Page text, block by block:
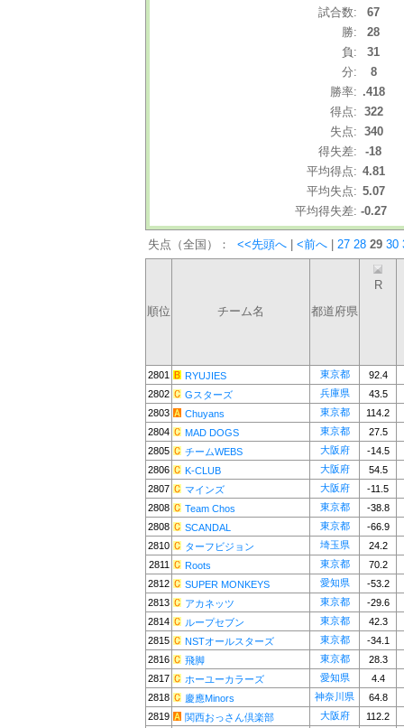
試合数:
67
勝:
28
負:
31
分:
8
勝率: .418
得点: 322
失点: 340
得失差:
-18
平均得点: 4.81
平均失点: 5.07
平均得失差: -0.27
失点（全国）： <<先頭へ <前へ 27 28 29 30
順位 チーム名 都道府県
R
2801 RYUJIES 東京都
92.4
2802
Gスターズ 兵庫県
43.5
2803
Chuyans 東京都
114.2
2804
MAD DOGS 東京都
27.5
2805
チームWEBS 大阪府
-14.5
2806
K-CLUB 大阪府
54.5
2807
マインズ 大阪府
-11.5
2808
Team Chos 東京都
-38.8
2808
SCANDAL 東京都
-66.9
2810
ターフビジョン 埼玉県
24.2
2811
Roots 東京都
70.2
2812
SUPER MONKEYS 愛知県
-53.2
2813
アカネッツ 東京都
-29.6
2814
ループセブン 東京都
42.3
2815
NSTオールスターズ 東京都
-34.1
2816
飛脚 東京都
28.3
2817
ホーユーカラーズ 愛知県
4.4
2818
慶應Minors 神奈川県
64.8
2819
関西おっさん倶楽部 大阪府
112.2